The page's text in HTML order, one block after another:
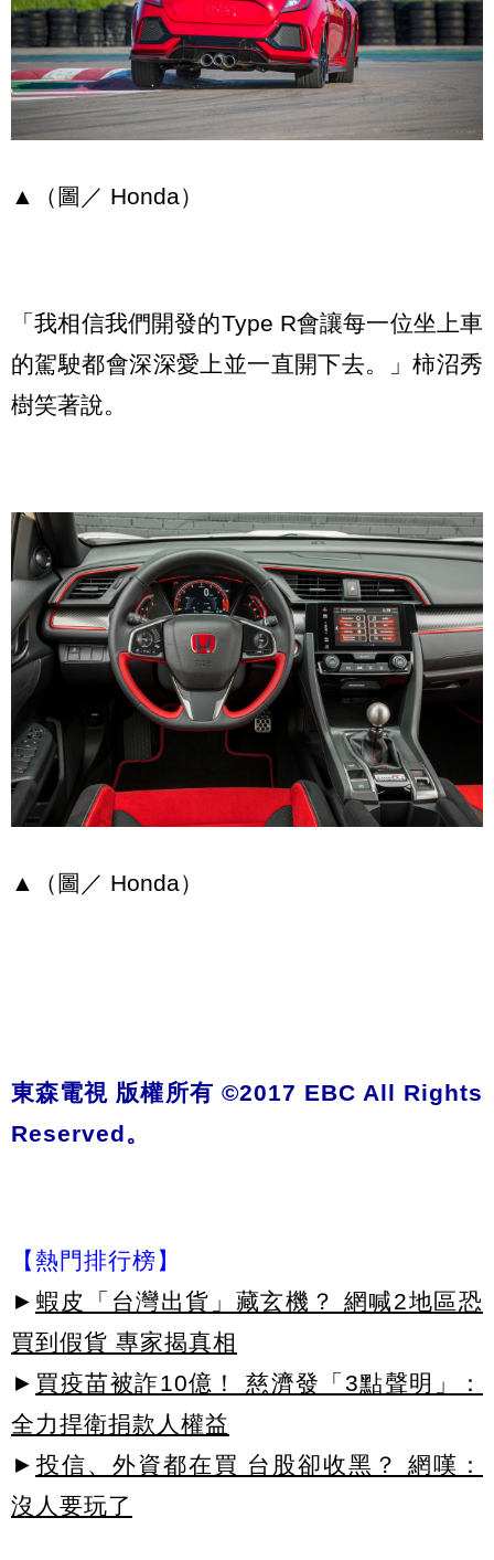
▲（圖／ Honda）
「我相信我們開發的Type R會讓每一位坐上車
的駕駛都會深深愛上並一直開下去。」柿沼秀
樹笑著說。
▲（圖／ Honda）
東森電視 版權所有 ©2017 EBC All Rights
Reserved。
【熱門排行榜】
► 蝦皮「台灣出貨」藏玄機？ 網喊2地區恐
買到假貨 專家揭真相
► 買疫苗被詐10億！ 慈濟發「3點聲明」：
全力捍衛捐款人權益
► 投信、外資都在買 台股卻收黑？ 網嘆：
沒人要玩了